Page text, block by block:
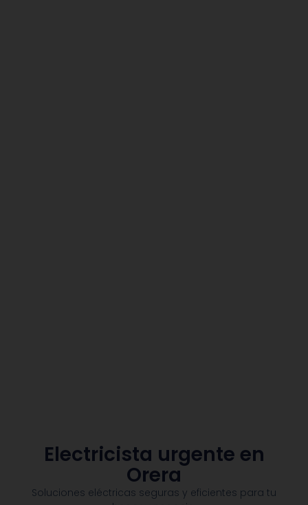
Electricista urgente en
Orera
Soluciones eléctricas seguras y eficientes para tu